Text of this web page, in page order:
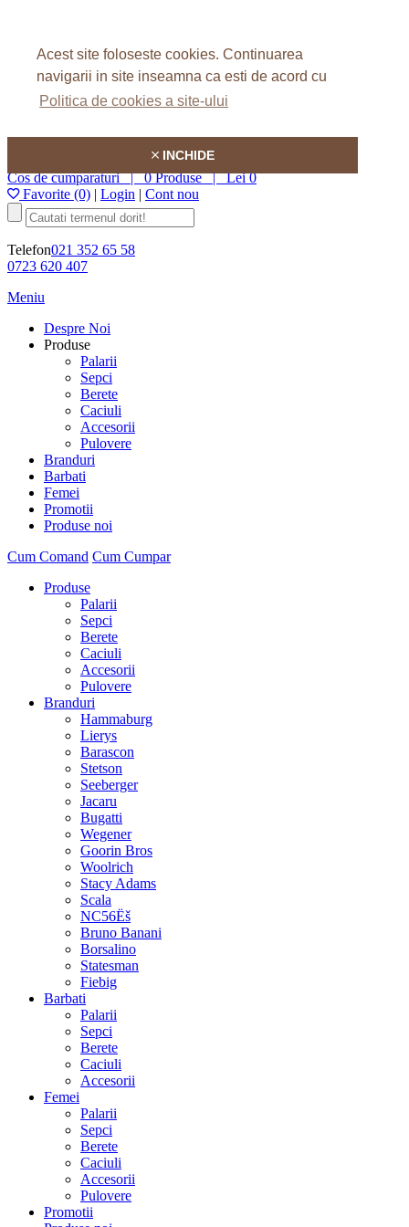
Acest site foloseste cookies. Continuarea
navigarii in site inseamna ca esti de acord cu
Politica de cookies a site-ului
INCHIDE
FAQ
Articole
Contact
Hatson
Cos de cumparaturi |0 Produse|Lei 0
Favorite (0) | Login | Cont nou
Telefon021 352 65 58
0723 620 407
Meniu
Despre Noi
Produse
Palarii
Sepci
Berete
Caciuli
Accesorii
Pulovere
Branduri
Barbati
Femei
Promotii
Produse noi
Cum Comand Cum Cumpar
Produse
Palarii
Sepci
Berete
Caciuli
Accesorii
Pulovere
Branduri
Hammaburg
Lierys
Barascon
Stetson
Seeberger
Jacaru
Bugatti
Wegener
Goorin Bros
Woolrich
Stacy Adams
Scala
NC56Ëš
Bruno Banani
Borsalino
Statesman
Fiebig
Barbati
Palarii
Sepci
Berete
Caciuli
Accesorii
Femei
Palarii
Sepci
Berete
Caciuli
Accesorii
Pulovere
Promotii